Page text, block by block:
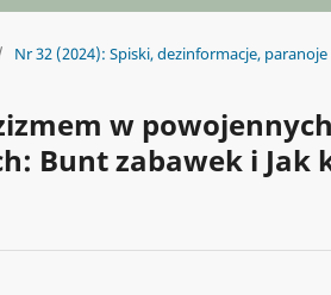
Nr 32 (2024): Spiski, dezinformacje, paranoje
w
Bunt zabawek i Jak